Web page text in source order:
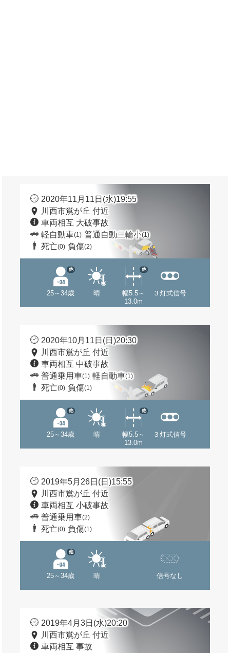
2020年11月11日(水)19:55
川西市鴬が丘 付近
車両相互 大破事故
軽自動車(1) 普通自動二輪小(1)
死亡(0) 負傷(2)
25～34歳
他
晴
幅5.5～
13.0m
他
３灯式信号
2020年10月11日(日)20:30
川西市鴬が丘 付近
車両相互 中破事故
普通乗用車(1) 軽自動車(1)
死亡(0) 負傷(1)
25～34歳
他
晴
幅5.5～
13.0m
他
３灯式信号
2019年5月26日(日)15:55
川西市鴬が丘 付近
車両相互 小破事故
普通乗用車(2)
死亡(0) 負傷(1)
25～34歳
他
晴 信号なし
2019年4月3日(水)20:20
川西市鴬が丘 付近
車両相互 事故